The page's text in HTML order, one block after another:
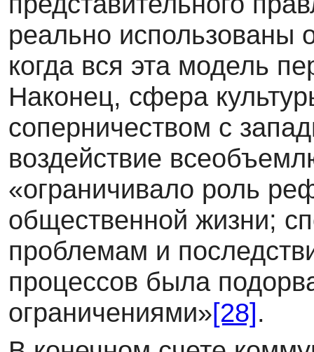
реально использованы
когда вся эта модель
Наконец, сфера
соперничеством с
воздействие
«ограничивало роль
общественной жизни;
проблемам и
процессов была
ограничениями»[28].